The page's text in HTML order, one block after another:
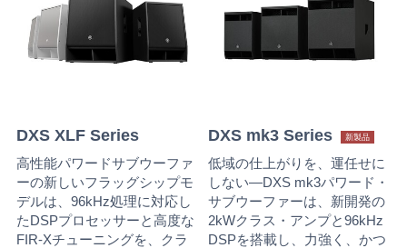
DXS XLF Series
高性能パワードサブウーファ
ーの新しいフラッグシップモ
デルは、96kHz処理に対応し
たDSPプロセッサーと高度な
FIR-Xチューニングを、クラ
DXS mk3 Series 新製品
低域の仕上がりを、運任せに
しない―DXS mk3パワード・
サブウーファーは、新開発の
2kWクラス・アンプと96kHz
DSPを搭載し、力強く、かつ